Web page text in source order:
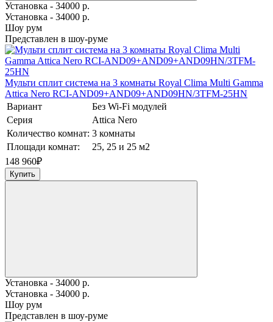
Установка - 34000 р.
Установка - 34000 р.
Шоу рум
Представлен в шоу-руме
Мульти сплит система на 3 комнаты Royal Clima Multi Gamma
Attica Nero RCI-AND09+AND09+AND09HN/3TFM-25HN
Вариант
Без Wi-Fi модулей
Серия
Attica Nero
Количество комнат: 3 комнаты
Площади комнат:
25, 25 и 25 м2
148 960₽
Купить
Установка - 34000 р.
Установка - 34000 р.
Шоу рум
Представлен в шоу-руме